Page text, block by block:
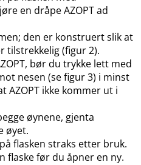
en dråpe AZOPT ad
den er konstruert slik at
tilstrekkelig (figur 2).
bør du trykke lett med
nesen (se figur 3) i minst
AZOPT ikke kommer ut i
øynene, gjenta
øyet.
flasken straks etter bruk.
flaske før du åpner en ny.